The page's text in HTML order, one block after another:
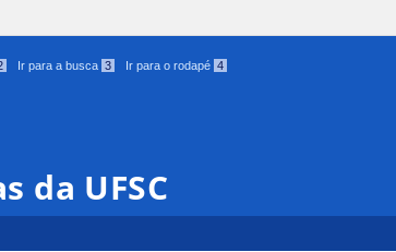
Ir para a busca 3 Ir para o rodapé 4
da UFSC